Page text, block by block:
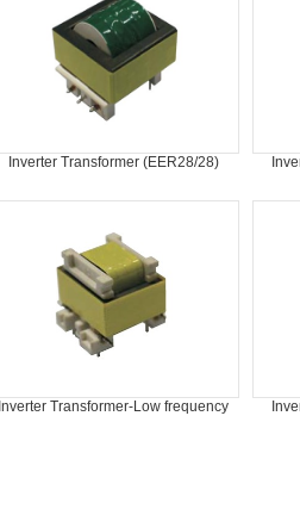
Inverter Transformer (EER28/28)
Inverter Transformer-Low frequency